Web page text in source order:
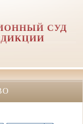
СУД